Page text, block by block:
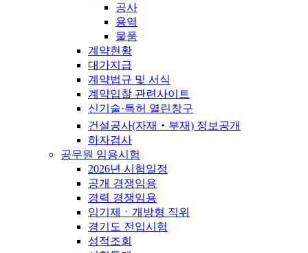
공사
용역
물품
계약현황
대가지급
계약법규 및 서식
계약입찰 관련사이트
신기술·특허 열린창구
건설공사(자재‧부재) 정보공개
하자검사
공무원 임용시험
2026년 시험일정
공개 경쟁임용
경력 경쟁임용
임기제ㆍ개방형 직위
경기도 전입시험
성적조회